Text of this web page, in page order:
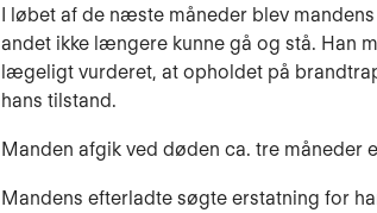
I løbet af de næste måneder blev
andet ikke længere kunne gå og stå. Han
lægeligt vurderet, at opholdet på
hans tilstand.
Manden afgik ved døden ca. tre måneder
Mandens efterladte søgte erstatning for